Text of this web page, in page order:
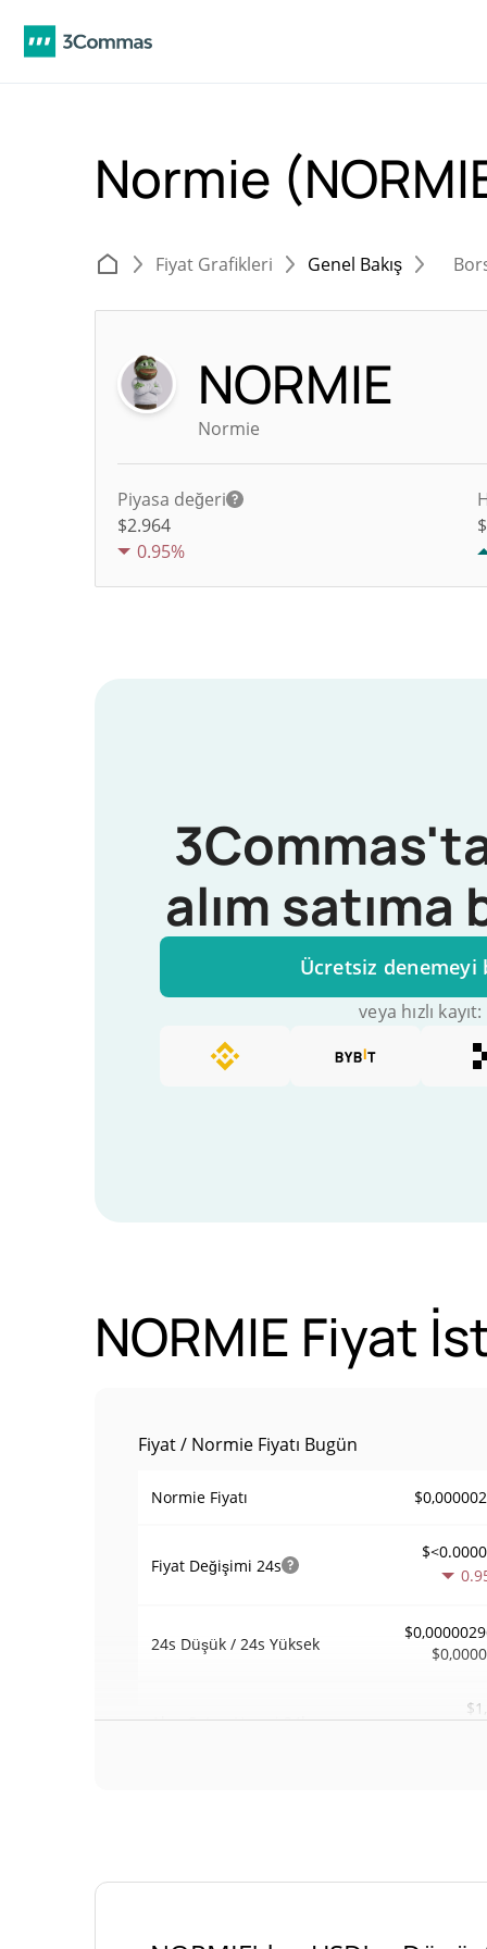
Normie
Fiyat Grafikleri Genel Bakış
NORMIE
Normie
Piyasa değeri
$2.964
0.95%
$
alım satıma
Ücretsiz denemeyi
veya hızlı kayıt:
NORMIE Fiyat
Fiyat / Normie Fiyatı Bugün
Normie Fiyatı
Fiyat Değişimi 24s
24s Düşük / 24s Yüksek
Alım Satım Hacmi24h